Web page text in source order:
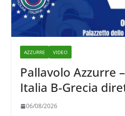
AZZURRE VIDEO
Pallavolo Azzurre
Italia B-Grecia
06/08/2026